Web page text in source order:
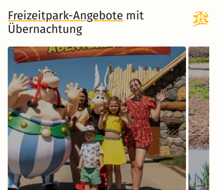
Zum Angebot
Freizeitpark-Angebote mit
Übernachtung